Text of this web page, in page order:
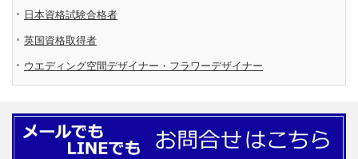
日本資格試験合格者
英国資格取得者
ウエディング空間デザイナー・フラワーデザイナー